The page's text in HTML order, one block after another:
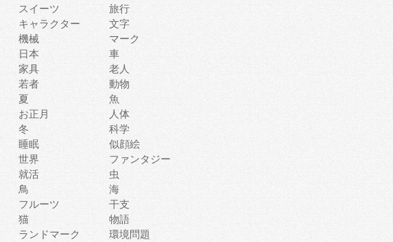
スイーツ
旅行
キャラクター
文字
機械
マーク
日本
車
家具
老人
若者
動物
夏
魚
お正月
人体
冬
科学
睡眠
似顔絵
世界
ファンタジー
就活
虫
鳥
海
フルーツ
干支
猫
物語
ランドマーク
環境問題